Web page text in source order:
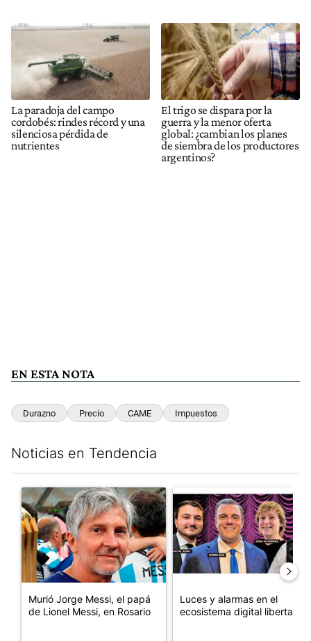
La paradoja del campo
cordobés: rindes récord y una
silenciosa pérdida de
nutrientes
El trigo se dispara por la
guerra y la menor oferta
global: ¿cambian los planes
de siembra de los productores
argentinos?
EN ESTA NOTA
Durazno Precio CAME Impuestos
Noticias en Tendencia
Un artículo de tendencia con el título "Murió Jorge Messi, el
Murió Jorge Messi, el papá
de Lionel Messi, en Rosario
Un artículo de tendencia con
Luces y alarmas en el
ecosistema digital libertario